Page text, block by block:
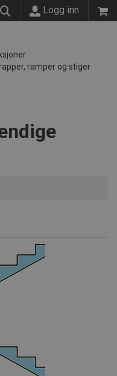
Logg inn
ramper og stiger